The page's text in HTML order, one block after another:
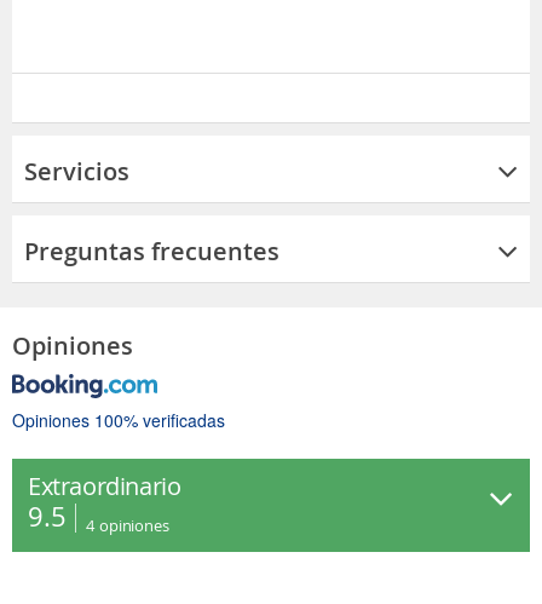
Servicios
Preguntas frecuentes
Opiniones
Opiniones 100% verificadas
Extraordinario
9.5 4 opiniones